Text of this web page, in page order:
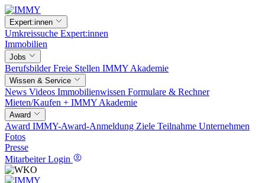
Expert:innen
Umkreissuche Expert:innen
Immobilien
Jobs
BerufsbilderFreie Stellen IMMY Akademie
Wissen & Service
News Videos Immobilienwissen Formulare & Rechner
Mieten/Kaufen + IMMY Akademie
Award
Award IMMY-Award-Anmeldung Ziele Teilnahme Unternehmen
Fotos
Presse
Mitarbeiter Login